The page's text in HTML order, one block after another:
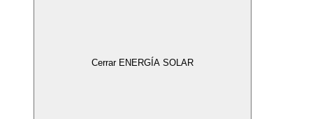
Cerrar ENERGÍA SOLAR